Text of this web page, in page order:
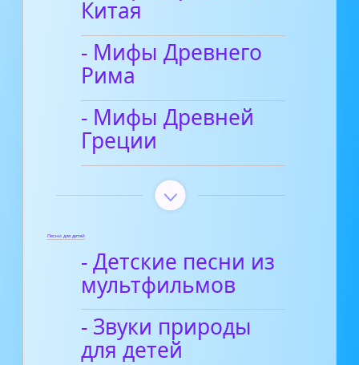
Китая
- Мифы Древнего
Рима
- Мифы Древней
Греции
Песни для детей
- Детские песни из
мультфильмов
- Звуки природы
для детей